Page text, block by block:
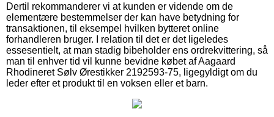
Dertil rekommanderer vi at kunden er vidende om de
elementære bestemmelser der kan have betydning for
transaktionen, til eksempel hvilken bytteret online
forhandleren bruger. I relation til det er det ligeledes
essesentielt, at man stadig bibeholder ens ordrekvittering, så
man til enhver tid vil kunne bevidne købet af Aagaard
Rhodineret Sølv Ørestikker 2192593-75, ligegyldigt om du
leder efter et produkt til en voksen eller et barn.